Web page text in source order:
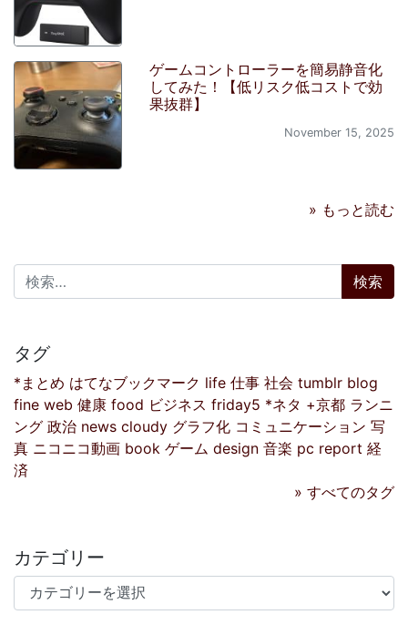
ゲームコントローラーを簡易静音化
してみた！【低リスク低コストで効
果抜群】
November 15, 2025
» もっと読む
検索:
タグ
*まとめ はてなブックマーク life 仕事 社会 tumblr blog
fine web 健康 food ビジネス friday5 *ネタ +京都 ランニ
ング 政治 news cloudy グラフ化 コミュニケーション 写
真 ニコニコ動画 book ゲーム design 音楽 pc report 経
済
» すべてのタグ
カテゴリー
カテゴリー